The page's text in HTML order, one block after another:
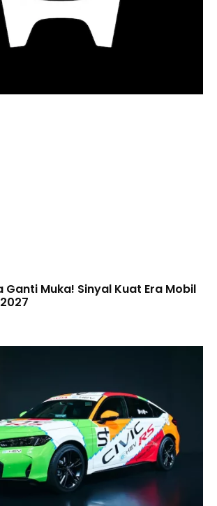
Ganti Muka! Sinyal Kuat Era Mobil